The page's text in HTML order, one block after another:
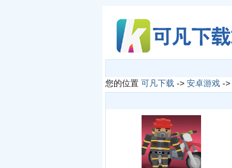
您的位置 可凡下载 -> 安卓游戏 ->